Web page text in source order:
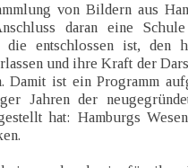
von Bildern aus
daran eine
die entschlossen ist, den
und ihre Kraft der
Damit ist ein Programm
Jahren der
hat: Hamburgs